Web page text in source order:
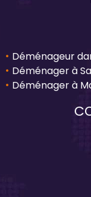
Déménageur
Déménager à
Déménager à